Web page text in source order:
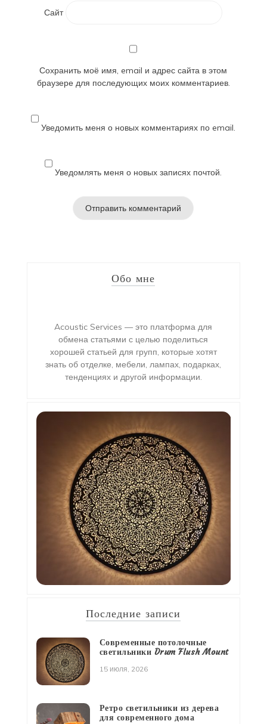
Сайт
Сохранить моё имя, email и адрес сайта в этом
браузере для последующих моих комментариев.
Уведомить меня о новых комментариях по email.
Уведомлять меня о новых записях почтой.
Обо мне
Acoustic Services — это платформа для
обмена статьями с целью поделиться
хорошей статьей для групп, которые хотят
знать об отделке, мебели, лампах, подарках,
тенденциях и другой информации.
Последние записи
Современные потолочные
светильники Drum Flush Mount
15 июля, 2026
Ретро светильники из дерева
для современного дома